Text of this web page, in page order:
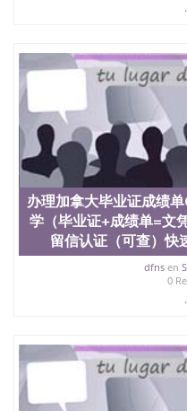
办理加拿大毕业证成绩
学（毕业证+成绩单=文
留信认证（可查）
dfnsen
0